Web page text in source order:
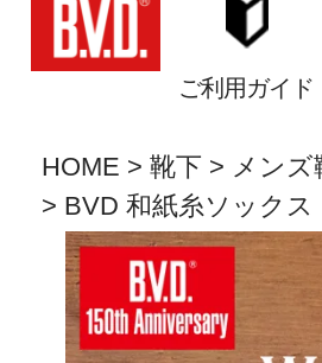
ご利用ガイド
HOME 靴下
メンズ
BVD 和紙糸ソック